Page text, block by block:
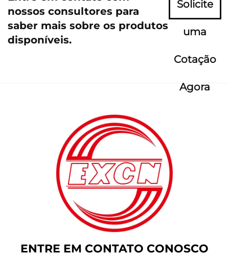
nossos consultores para
saber mais sobre os produtos
disponíveis.
Solicite
uma
Cotação
Agora
ENTRE EM CONTATO CONOSCO